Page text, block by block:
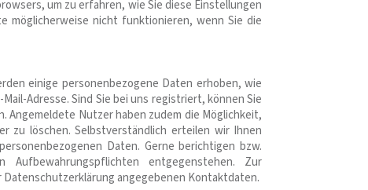
um zu erfahren, wie Sie diese Einstellungen
möglicherweise nicht funktionieren, wenn Sie die
einige personenbezogene Daten erhoben, wie
Adresse. Sind Sie bei uns registriert, können Sie
Nutzer haben zudem die Möglichkeit,
zu löschen. Selbstverständlich erteilen wir Ihnen
Daten. Gerne berichtigen bzw.
entgegenstehen. Zur
angegebenen Kontaktdaten.